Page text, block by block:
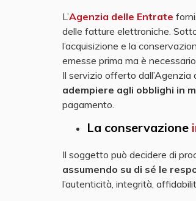
L’Agenzia delle Entrate
delle fatture elettroniche.
l’acquisizione e la
emesse prima ma è
Il servizio offerto
adempiere agli obblighi in
pagamento.
La conservazione
Il soggetto può decidere di
assumendo su di sé le
l’autenticità, integrità,